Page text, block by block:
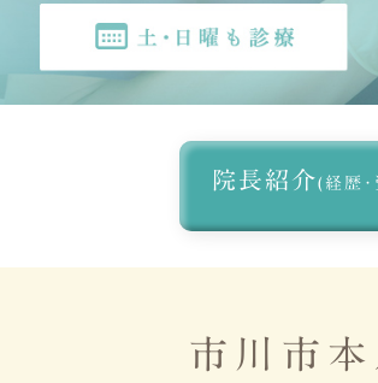
院長紹介(経歴･
市川市本